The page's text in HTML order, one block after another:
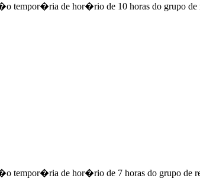
tempor�ria de hor�rio de 10 horas do grupo
tempor�ria de hor�rio de 7 horas do grupo